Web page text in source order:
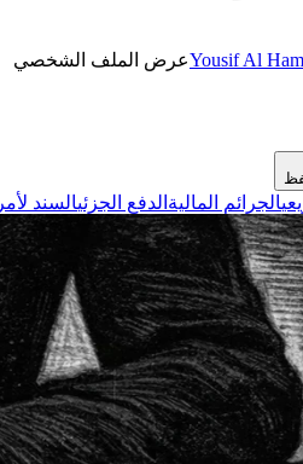
Yousif Alعرض الملف الشخصي
الجرائم المالية الدفع الجزئيالسند لأمر